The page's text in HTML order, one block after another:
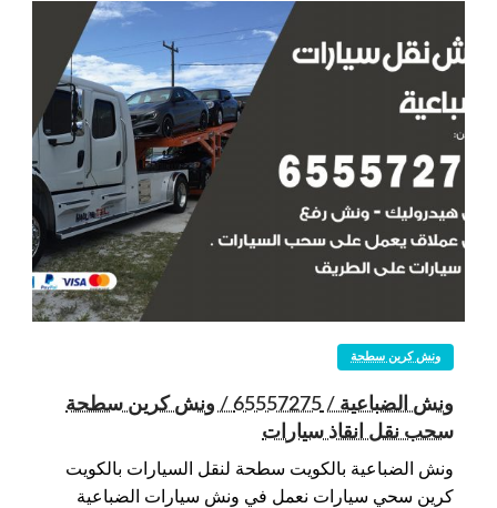
ونش كرين سطحة
ونش الضباعية / 65557275 / ونش كرين سطحة
سحب نقل انقاذ سيارات
ونش الضباعية بالكويت سطحة لنقل السيارات بالكويت
كرين سحي سيارات نعمل في ونش سيارات الضباعية